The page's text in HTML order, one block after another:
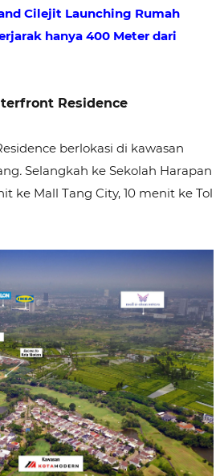
Cilejit Launching Rumah
hanya 400 Meter dari
Residence
berlokasi di kawasan
.Selangkah ke Sekolah Harapan
ke Mall Tang City, 10 menit ke Tol